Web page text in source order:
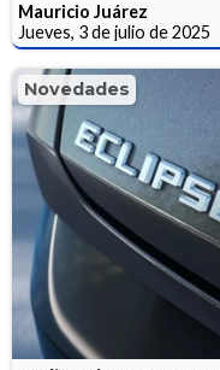
Mauricio Juárez
Jueves, 3 de julio de 2025
Novedades